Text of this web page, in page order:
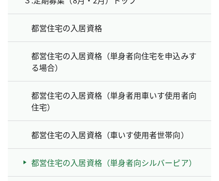
都営住宅の入居資格
都営住宅の入居資格（単身者向住宅を申込みす
る場合）
都営住宅の入居資格（単身者用車いす使用者向
住宅）
都営住宅の入居資格（車いす使用者世帯向）
都営住宅の入居資格（単身者向シルバーピア）